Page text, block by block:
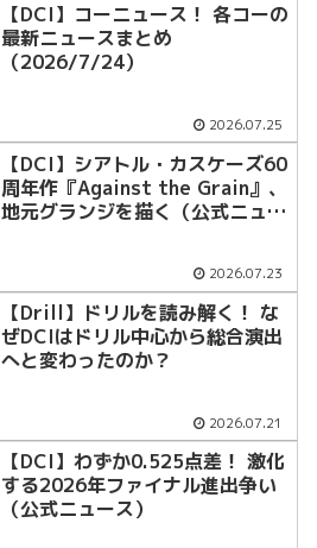
【DCI】コーニュース！ 各コーの
最新ニュースまとめ
（2026/7/24）
2026.07.25
【DCI】シアトル・カスケーズ60
周年作『Against the Grain』、
地元グランジを描く（公式ニュー
2026.07.23
【Drill】ドリルを読み解く！ な
ぜDCIはドリル中心から総合演出
へと変わったのか？
2026.07.21
【DCI】わずか0.525点差！ 激化
する2026年ファイナル進出争い
（公式ニュース）